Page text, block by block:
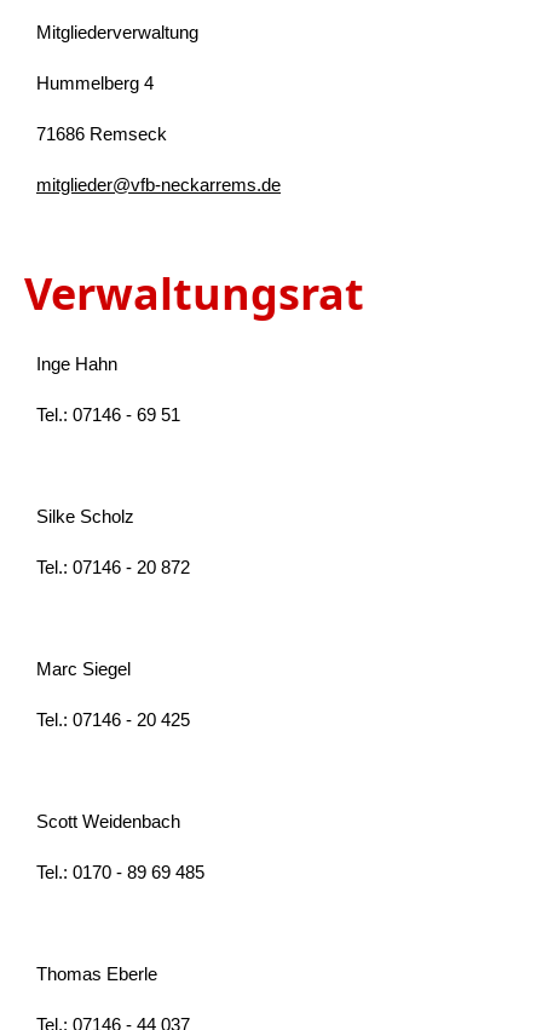
Mitgliederverwaltung
Hummelberg 4
71686 Remseck
mitglieder@vfb-neckarrems.de
Verwaltungsrat
Inge Hahn
Tel.: 07146 - 69 51
Silke Scholz
Tel.: 07146 - 20 872
Marc Siegel
Tel.: 07146 - 20 425
Scott Weidenbach
Tel.: 0170 - 89 69 485
Thomas Eberle
Tel.: 07146 - 44 037